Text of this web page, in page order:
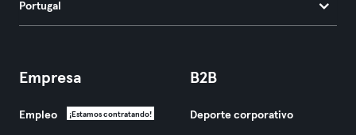
Portugal
Empresa
Empleo ¡Estamos contratando!
B2B
Deporte corporativo